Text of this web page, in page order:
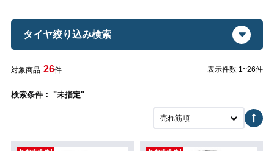
タイヤ絞り込み検索
対象商品 26件 表示件数 1~26件
検索条件： "未指定"
売れ筋順